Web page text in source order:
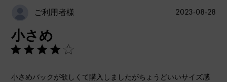
ご利用者様
小さめ
小さめバックが欲しくて購入しましたがちょうどいいサイズ感
公
2023-08-28